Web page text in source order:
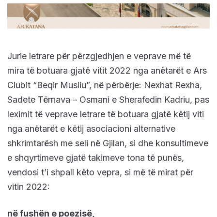
Jurie letrare për përzgjedhjen e veprave më të
mira të botuara gjatë vitit 2022 nga anëtarët e Ars
Clubit “Beqir Musliu”, në përbërje: Nexhat Rexha,
Sadete Tërnava – Osmani e Sherafedin Kadriu, pas
leximit të veprave letrare të botuara gjatë këtij viti
nga anëtarët e këtij asociacioni alternative
shkrimtarësh me seli në Gjilan, si dhe konsultimeve
e shqyrtimeve gjatë takimeve tona të punës,
vendosi t’i shpall këto vepra, si më të mirat për
vitin 2022:
në fushën e poezisë,